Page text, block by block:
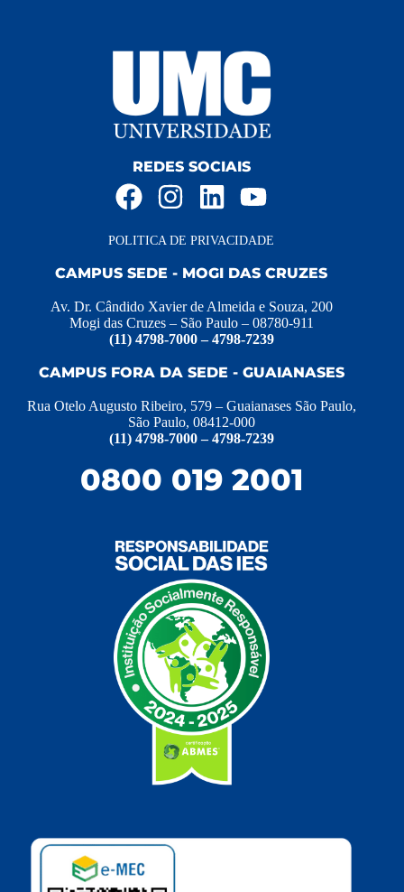
REDES SOCIAIS
POLITICA DE PRIVACIDADE
CAMPUS SEDE - MOGI DAS CRUZES
Av. Dr. Cândido Xavier de Almeida e Souza, 200
Mogi das Cruzes – São Paulo – 08780-911
(11) 4798-7000 – 4798-7239
CAMPUS FORA DA SEDE - GUAIANASES
Rua Otelo Augusto Ribeiro, 579 – Guaianases São Paulo,
São Paulo, 08412-000
(11) 4798-7000 – 4798-7239
0800 019 2001